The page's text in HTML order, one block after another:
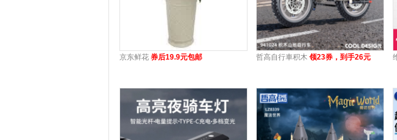
京东鲜花 券后19.9元包邮 哲高自行車积木 领23券，到手26元